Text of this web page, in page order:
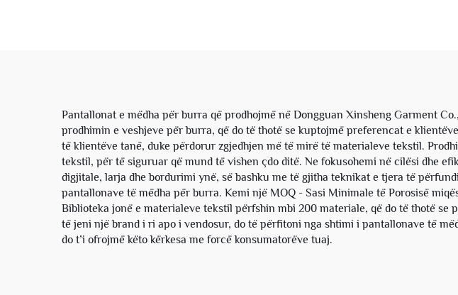
Pantallonat e mëdha për burra që prodhojmë në Dongguan Xinsheng Garment
prodhimin e veshjeve për burra, që do të thotë se kuptojmë preferencat e
të klientëve tanë, duke përdorur zgjedhjen më të mirë të materialeve tekstil.
tekstil, për të siguruar që mund të vishen çdo ditë. Ne fokusohemi në cilësi dhe
digjitale, larja dhe bordurimi ynë, së bashku me të gjitha teknikat e tjera të
pantallonave të mëdha për burra. Kemi një MOQ - Sasi Minimale të Porosisë
Biblioteka jonë e materialeve tekstil përfshin mbi 200 materiale, që do të thotë
të jeni një brand i ri apo i vendosur, do të përfitoni nga shtimi i pantallonave të
do t’i ofrojmë këto kërkesa me forcë konsumatorëve tuaj.